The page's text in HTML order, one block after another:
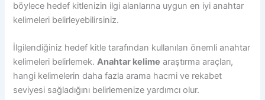
böylece hedef kitlenizin ilgi alanlarına uygun en iyi anahtar
kelimeleri belirleyebilirsiniz.
İlgilendiğiniz hedef kitle tarafından kullanılan önemli anahtar
kelimeleri belirlemek.Anahtar kelime araştırma araçları,
hangi kelimelerin daha fazla arama hacmi ve rekabet
seviyesi sağladığını belirlemenize yardımcı olur.